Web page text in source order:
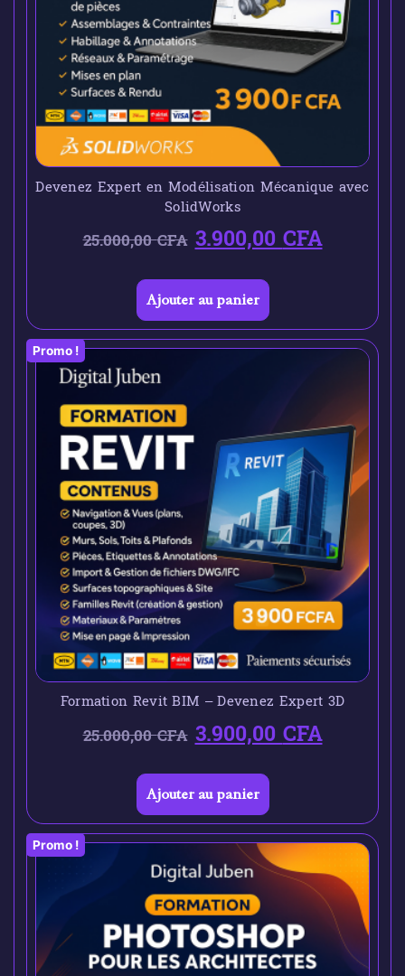
Devenez Expert en Modélisation Mécanique avec
SolidWorks
25.000,00CFA 3.900,00CFA
Ajouter au panier
Promo !
Formation Revit BIM – Devenez Expert 3D
25.000,00CFA 3.900,00CFA
Ajouter au panier
Promo !